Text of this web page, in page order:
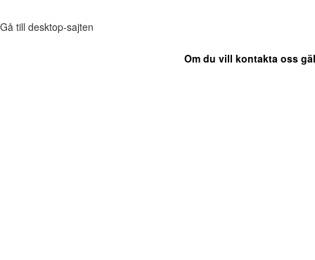
Gå till desktop-sajten
Om du vill kontakta oss